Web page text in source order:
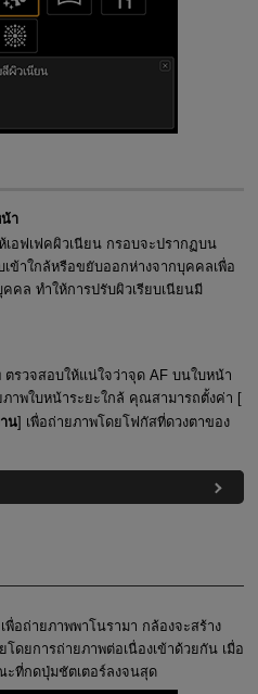
า
เอฟเฟคผิวเนียน กรอบจะปรากฏบน
ข้าใกล้หรือขยับออกห่างจากบุคคลเพื่อ
คล ทำให้การปรับผิวเรียบเนียนมี
วจสอบให้แน่ใจว่าจุด AF บนใบหน้า
ภาพใบหน้าระยะใกล้ คุณสามารถตั้งค่า [
น] เพื่อถ่ายภาพโดยโฟกัสที่ดวงตาของ
พื่อถ่ายภาพพาโนรามา กล้องจะสร้าง
ดยการถ่ายภาพต่อเนื่องเข้าด้วยกัน เมื่อ
ที่กดปุ่มชัตเตอร์ลงจนสุด